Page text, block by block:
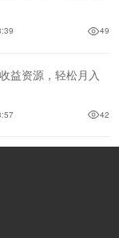
49
益资源，轻松月入
42